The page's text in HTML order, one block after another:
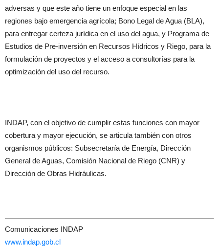
adversas y que este año tiene un enfoque especial en las
regiones bajo emergencia agrícola; Bono Legal de Agua (BLA),
para entregar certeza jurídica en el uso del agua, y Programa de
Estudios de Pre-inversión en Recursos Hídricos y Riego, para la
formulación de proyectos y el acceso a consultorías para la
optimización del uso del recurso.
INDAP, con el objetivo de cumplir estas funciones con mayor
cobertura y mayor ejecución, se articula también con otros
organismos públicos: Subsecretaría de Energía, Dirección
General de Aguas, Comisión Nacional de Riego (CNR) y
Dirección de Obras Hidráulicas.
Comunicaciones INDAP
www.indap.gob.cl